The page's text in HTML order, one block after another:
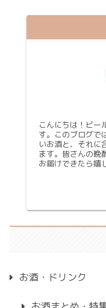
こんにちは！ビー
す。このブログで
いお酒と、それに
ます。皆さんの晩
お届けできたら嬉
お酒・ドリンク